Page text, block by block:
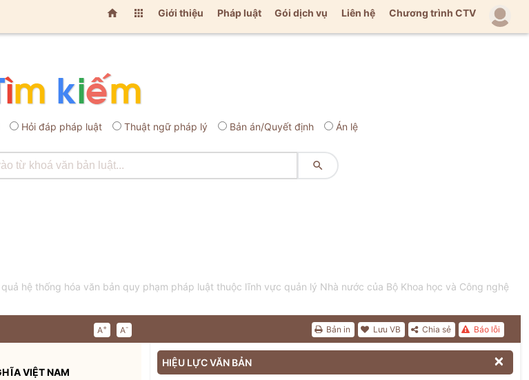
  Giới thiệu Pháp luật Gói dịch vụ Liên hệ Chương trình CTV
Hỏi đáp pháp luật Thuật ngữ pháp lý Bản án/Quyết định Án lệ

hệ thống hóa văn bản quy phạm pháp luật thuộc lĩnh vực quản lý Nhà nước của Bộ Khoa học và Công nghệ
A+ A- Báo lỗi
Chia sẻ
Lưu VB
Bản in
VIỆT NAM
HIỆU LỰC VĂN BẢN 